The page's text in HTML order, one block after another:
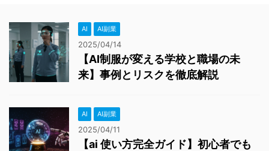
AI AI副業
2025/04/14
【AI制服が変える学校と職場の未
来】事例とリスクを徹底解説
AI AI副業
2025/04/11
【ai 使い方完全ガイド】初心者でも